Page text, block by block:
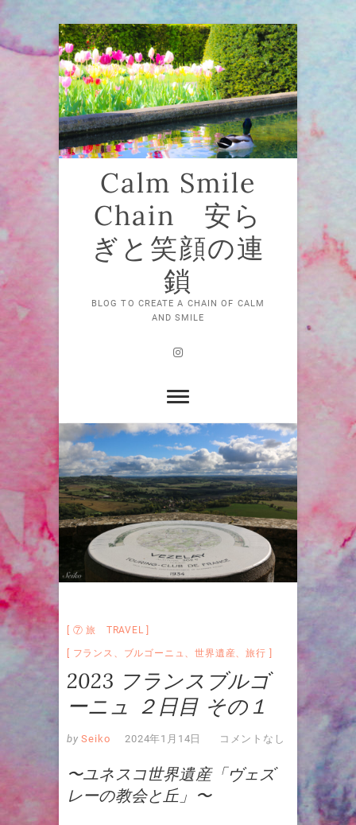
Skip
to
content
Calm Smile
Chain 安ら
ぎと笑顔の連
鎖
BLOG TO CREATE A CHAIN OF CALM
AND SMILE
Instagram
⑦ 旅 TRAVEL
フランス ブルゴーニュ 、世界遺産 、旅行
2023 フランスブルゴ
ーニュ ２日目 その１
by Seiko 2024年1月14日 コメントなし
〜ユネスコ世界遺産「ヴェズ
レーの教会と丘」〜